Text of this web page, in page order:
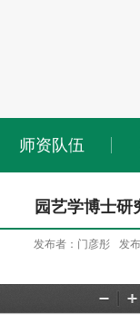
师资队伍
园艺学博士研
发布者：门彦彤 发